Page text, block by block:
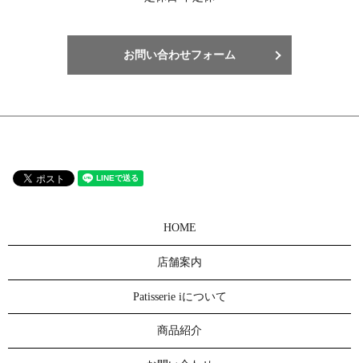
お問い合わせフォーム
HOME
店舗案内
Patisserie iについて
商品紹介